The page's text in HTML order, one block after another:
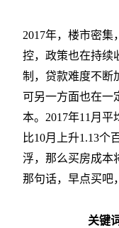
2017年，楼市密集
控，政策也在持续
制，贷款难度不断
可另一方面也在一
本。2017年11月平
比10月上升1.13个
浮，那么买房成本
那句话，早点买吧
关键